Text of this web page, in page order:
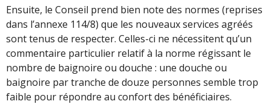
Ensuite, le Conseil prend bien note des normes (reprises
dans l’annexe 114/8) que les nouveaux services agréés
sont tenus de respecter. Celles-ci ne nécessitent qu’un
commentaire particulier relatif à la norme régissant le
nombre de baignoire ou douche : une douche ou
baignoire par tranche de douze personnes semble trop
faible pour répondre au confort des bénéficiaires.